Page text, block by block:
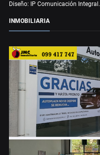
Diseño: IP Comunicación Integral.
INMOBILIARIA